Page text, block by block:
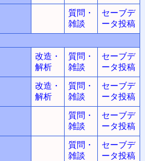
質問・
雑談
セーブデ
ータ投稿
改造・
解析
質問・
雑談
セーブデ
ータ投稿
改造・
解析
質問・
雑談
セーブデ
ータ投稿
質問・
雑談
セーブデ
ータ投稿
質問・
雑談
セーブデ
ータ投稿